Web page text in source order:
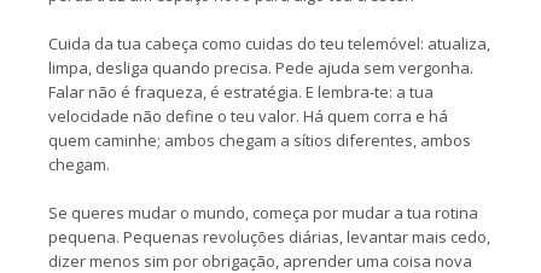
Cuida da tua cabeça como cuidas do teu telemóvel: atualiza,
limpa, desliga quando precisa. Pede ajuda sem vergonha.
Falar não é fraqueza, é estratégia. E lembra-te: a tua
velocidade não define o teu valor. Há quem corra e há
quem caminhe; ambos chegam a sítios diferentes, ambos
chegam.
Se queres mudar o mundo, começa por mudar a tua rotina
pequena. Pequenas revoluções diárias, levantar mais cedo,
dizer menos sim por obrigação, aprender uma coisa nova